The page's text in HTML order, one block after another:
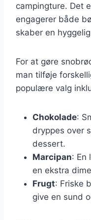
campingture. Det
engagerer både
skaber en
For at gøre
man tilføje
populære valg
Chokolade:
dryppes over
dessert.
Marcipan: En
en ekstra
Frugt: Friske
give en sund